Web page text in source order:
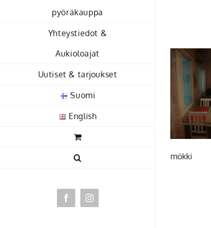
pyöräkauppa
Yhteystiedot &
Aukioloajat
Uutiset & tarjoukset
Suomi
English
FacebookInstagram
mökki